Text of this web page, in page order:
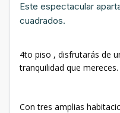
Este espectacular
cuadrados.
4to piso , disfrutarás de
tranquilidad que mereces.
Con tres amplias